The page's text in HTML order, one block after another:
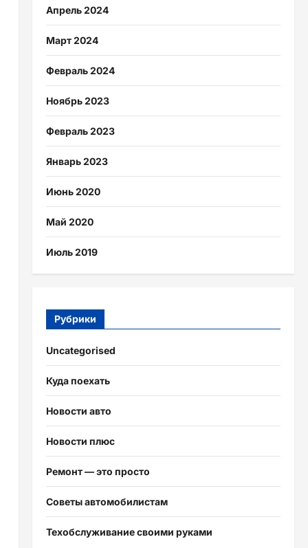
Апрель 2024
Март 2024
Февраль 2024
Ноябрь 2023
Февраль 2023
Январь 2023
Июнь 2020
Май 2020
Июль 2019
Рубрики
Uncategorised
Куда поехать
Новости авто
Новости плюс
Ремонт — это просто
Советы автомобилистам
Техобслуживание своими руками